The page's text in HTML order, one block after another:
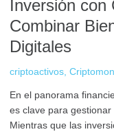
Inversión
Combinar
Digitales
criptoactivos,
En el panorama
es clave para gestionar
Mientras que las